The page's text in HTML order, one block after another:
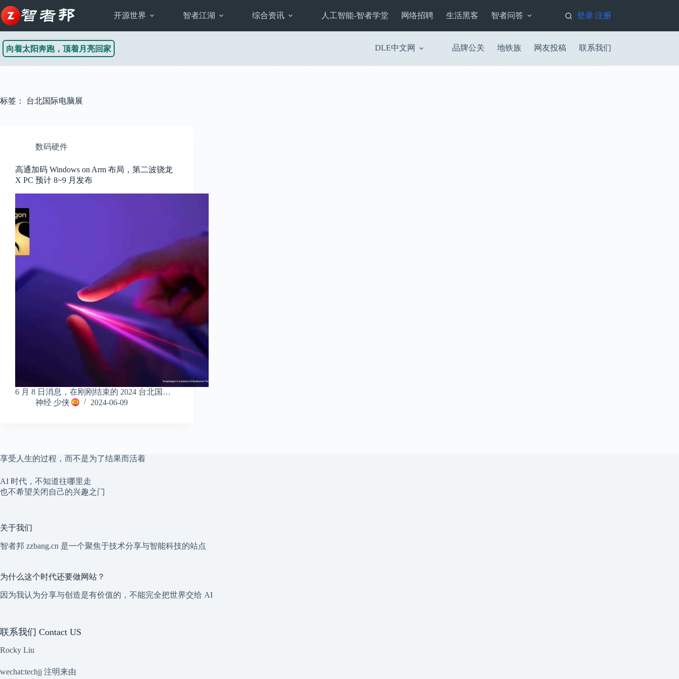
至
内
开源世界 智者江湖 综合资讯 人工智能-智者学堂 网络招聘 生活黑客 智者问答 登录/注册
向着太阳奔跑，顶着月亮回家 DLE中文网 品牌公关 地铁族 网友投稿 联系我们
标签： 台北国际电脑展
数码硬件
高通加码 Windows on Arm 布局，第二波骁龙
X PC 预计 8~9 月发布
6 月 8 日消息，在刚刚结束的 2024 台北国…
神经 少侠
2024-06-09
享受人生的过程，而不是为了结果而活着
AI 时代，不知道往哪里走
也不希望关闭自己的兴趣之门
关于我们
智者邦 zzbang.cn 是一个聚焦于技术分享与智能科技的站点
为什么这个时代还要做网站？
因为我认为分享与创造是有价值的，不能完全把世界交给 AI
联系我们 Contact US
Rocky Liu
wechat:techjj 注明来由